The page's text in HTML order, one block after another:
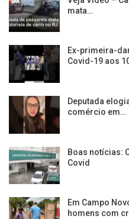
mata…
Ex-primeira-
Covid-19 aos
Deputada
comércio em…
Boas notícias:
Covid
Em Campo
homens com